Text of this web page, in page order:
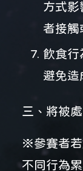
方式影
者接觸
飲食行
避免造
三、將被
※參賽者若
不同行為